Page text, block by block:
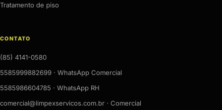
Tratamento de piso
CONTATO
(85) 4141-0580
5585999882699 · WhatsApp Comercial
5585986604785 · WhatsApp RH
comercial@limpexservicos.com.br · Comercial